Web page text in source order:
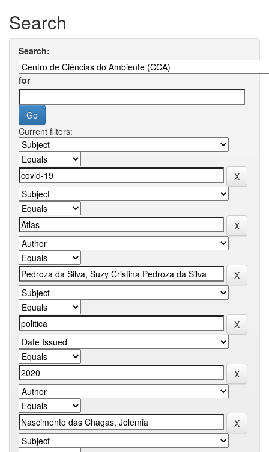
Search
Search:
for
Current filters: